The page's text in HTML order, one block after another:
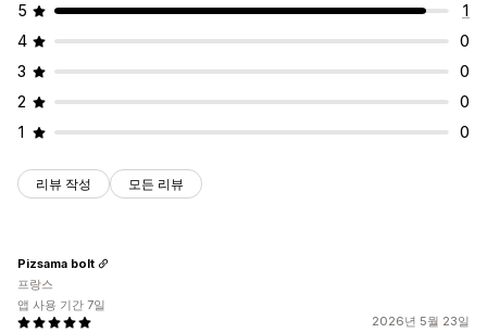
5
1
4
0
3
0
2
0
1
0
리뷰 작성 모든 리뷰
2026년 5월 23일
Pizsama bolt
프랑스
앱 사용 기간 7일